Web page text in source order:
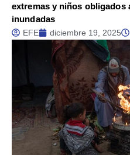
extremas y niños obligados
inundadas
EFE diciembre 19, 2025